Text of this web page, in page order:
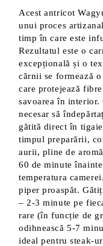
Acest antricot
unui proces
timp în care este
Rezultatul este o
excepțională și o
cărnii se formează
care protejează
savoarea în interior.
necesar să
gătită direct în
timpul preparării,
aurii, pline de
60 de minute
temperatura
piper proaspăt.
– 2-3 minute pe
rare (în funcție de
odihnească 5-7
ideal pentru steak-